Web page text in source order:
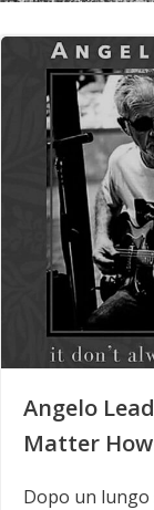
Angelo
Matter
Dopo un lungo